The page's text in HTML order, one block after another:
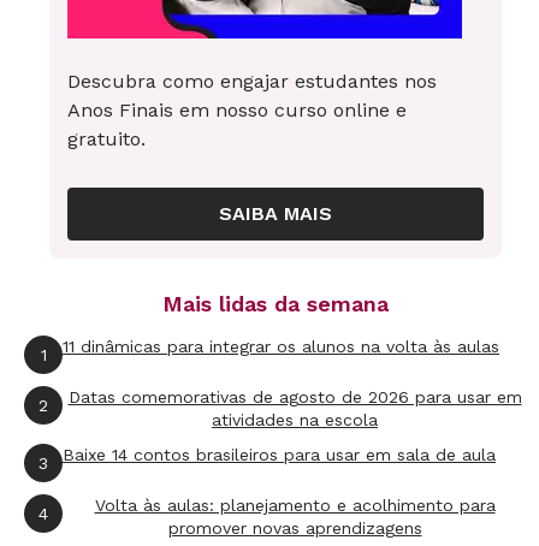
referências apresentadas e em debates
realizados em sala, os alunos do 1º ano
produziram uma série de desenhos e colagens
sobre as árvores. Assim, eles aprenderam que
não era necessário ter modelos para copiar e
que cada um poderia desenvolver o seu próprio
olhar artístico sobre um determinado tema,
Descubra como engajar estudantes nos
Anos Finais em nosso curso online e
gratuito.
SAIBA MAIS
Mais lidas da semana
1 11 dinâmicas para integrar os alunos na volta às aulas
2
Datas comemorativas de agosto de 2026 para usar em
atividades na escola
3 Baixe 14 contos brasileiros para usar em sala de aula
4
Volta às aulas: planejamento e acolhimento para
promover novas aprendizagens